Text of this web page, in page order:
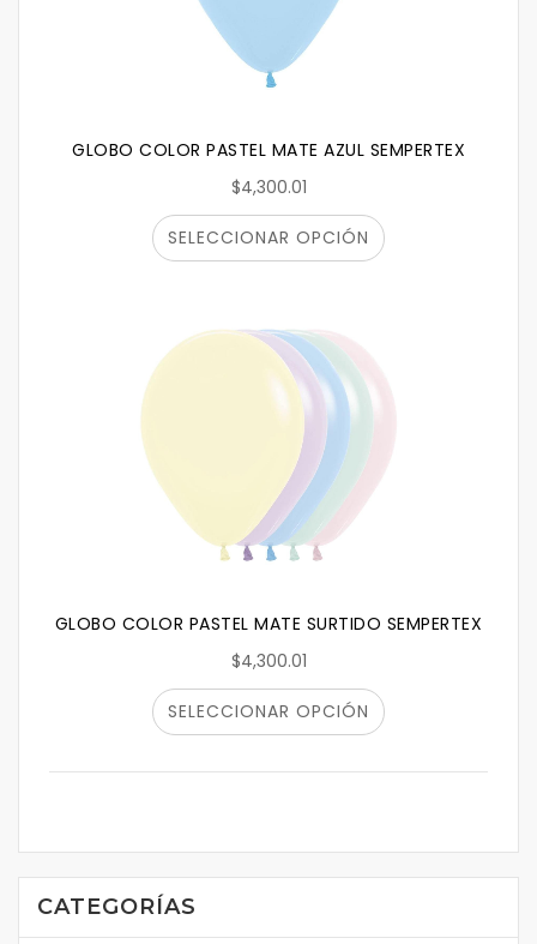
GLOBO COLOR PASTEL MATE AZUL SEMPERTEX
$4,300.01
SELECCIONAR OPCIÓN
GLOBO COLOR PASTEL MATE SURTIDO SEMPERTEX
$4,300.01
SELECCIONAR OPCIÓN
CATEGORÍAS